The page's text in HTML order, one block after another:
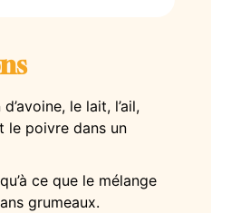
le lait, l’ail,
le poivre dans un
ce que le mélange
grumeaux.